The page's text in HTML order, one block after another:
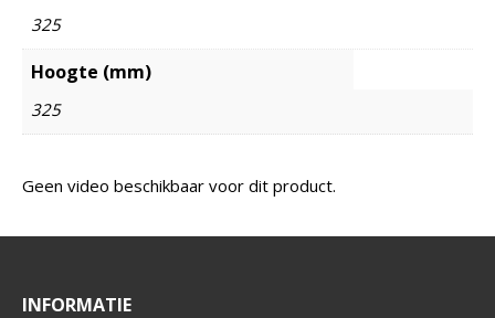
325
Hoogte (mm)
325
Geen video beschikbaar voor dit product.
INFORMATIE